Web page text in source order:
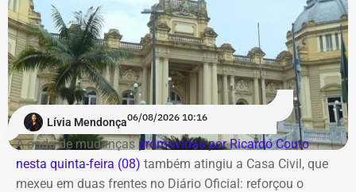
passem por critérios mais rigorosos, blindando o
patrimônio destinado às aposentadorias e pensões dos
servidores do Rio.
COM FÁBIO MARTINS.
necessárias para que o responsável pelo comentário seja
identificado.
Os investigadores expediram um ofício à empresa Meta
Platforms para obter os dados cadastrais vinculados ao
perfil responsável pelo comentário.
Com informações de G1.
Lívia Mendonça06/08/2026 10:16
A onda de mudançaspromovidas por Ricardo Couto
nesta quinta-feira (08) também atingiu a Casa Civil, que
mexeu em duas frentes no Diário Oficial: reforçou o